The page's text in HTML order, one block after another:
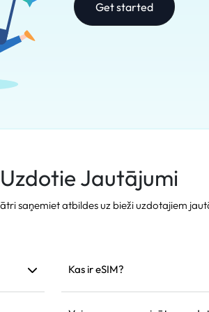
Get started
Jautājumi
saņemiet atbildes uz bieži uzdotajiem
Kas ir eSIM?